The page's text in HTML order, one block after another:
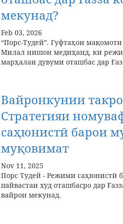
мекунад?
Feb 03, 2026
“Порс-Тудей”. Гуфтаҳои
Милал нишон медиҳанд, ки
марҳалаи дувуми оташбас дар
Вайронкунии
Стратегияи
саҳюнистӣ барои
муқовимат
Nov 11, 2025
Порс Тудей - Режими саҳюнистӣ
пайвастаи худ оташбасро дар
вайрон мекунад.